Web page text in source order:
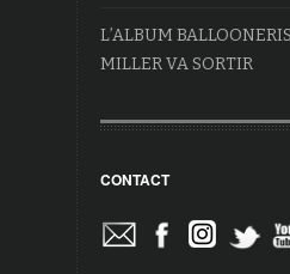
L’ALBUM
MILLER VA SORTIR
CONTACT